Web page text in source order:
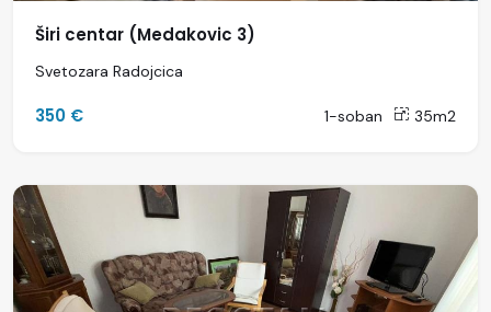
Širi centar (Medakovic 3)
Svetozara Radojcica
350 € 1-soban 35m2